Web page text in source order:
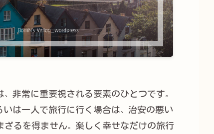
非常に重要視される要素のひとつです。
は一人で旅行に行く場合は、治安の悪い
ざるを得ません。楽しく幸せなだけの旅行